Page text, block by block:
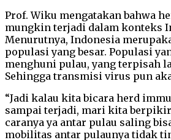
Prof. Wiku mengatakan bahwa
mungkin terjadi dalam konteks
Menurutnya, Indonesia
populasi yang besar. Populasi
menghuni pulau, yang terpisah
Sehingga transmisi virus pun
“Jadi kalau kita bicara herd
sampai terjadi, mari kita
caranya ya antar pulau saling
mobilitas antar pulaunya tidak